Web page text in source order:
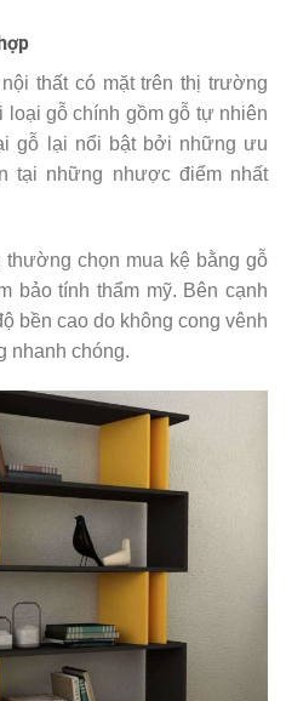
thất có mặt trên thị trường
gỗ chính gồm gỗ tự nhiên
gỗ lại nổi bật bởi những ưu
tại những nhược điểm nhất
thường chọn mua kệ bằng gỗ
bảo tính thẩm mỹ. Bên cạnh
bền cao do không cong vênh
nhanh chóng.